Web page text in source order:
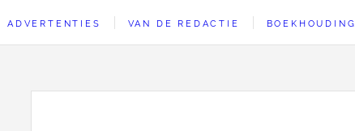
ADVERTENTIES VAN DE REDACTIE BOEKHOUDING